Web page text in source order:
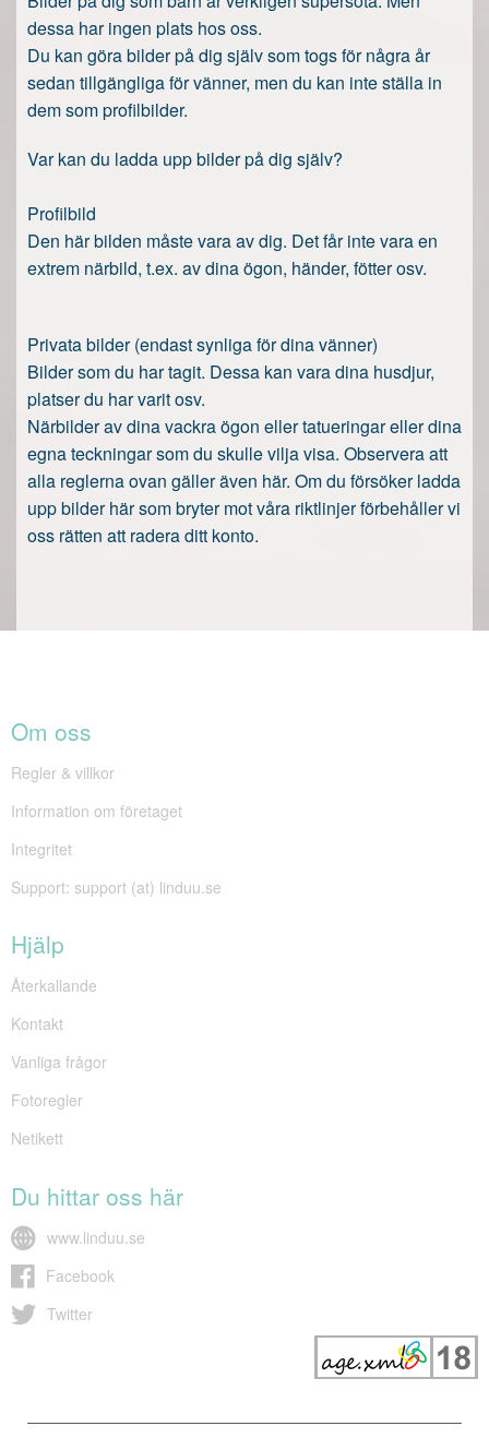
dessa har ingen plats hos oss.
Du kan göra bilder på dig själv som togs för några år
sedan tillgängliga för vänner, men du kan inte ställa in
dem som profilbilder.
Var kan du ladda upp bilder på dig själv?
Profilbild
Den här bilden måste vara av dig. Det får inte vara en
extrem närbild, t.ex. av dina ögon, händer, fötter osv.
Privata bilder (endast synliga för dina vänner)
Bilder som du har tagit. Dessa kan vara dina husdjur,
platser du har varit osv.
Närbilder av dina vackra ögon eller tatueringar eller dina
egna teckningar som du skulle vilja visa. Observera att
alla reglerna ovan gäller även här. Om du försöker ladda
upp bilder här som bryter mot våra riktlinjer förbehåller vi
oss rätten att radera ditt konto.
Om oss
Regler & villkor
Information om företaget
Integritet
Support: support (at) linduu.se
Hjälp
Återkallande
Kontakt
Vanliga frågor
Fotoregler
Netikett
Du hittar oss här
www.linduu.se
Facebook
Twitter